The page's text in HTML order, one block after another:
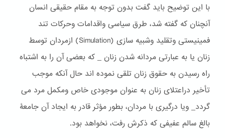
با این توضیح باید گفت بدون توجه به مقام حقیقی انسان
آنچنان که گفته شد، طرق سیاسی واقدامات وحركات تند
فمینیستی وتقلید وشبیه سازی (Simulation) ازمردان توسط
زنان یا به عبارتی مردانه شدن زنان _ كه بعضی آن را به اشتباه
راه رسیدن به حقوق زنان تلقی نموده اند حال آنكه موجب
تأخیر دراعتلای زنان به عنوان موجودی خاص ومكمل مرد می
گردد_ ویا درگیری با مردان، بطور مؤثر قادر به ایجاد آن جامعۀ
بالغ سالم عفیفی که ذکرش رفت، نخواهد بود.